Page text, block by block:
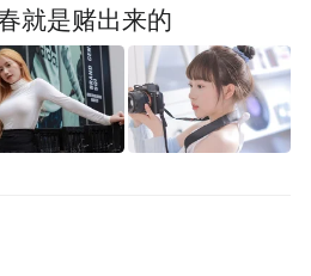
就是赌出来的